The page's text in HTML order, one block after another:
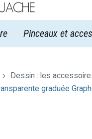
Pinceaux et
Dessin : les
graduée